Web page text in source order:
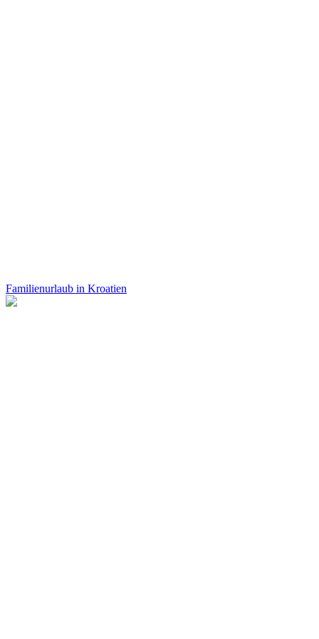
Familienurlaub in Kroatien